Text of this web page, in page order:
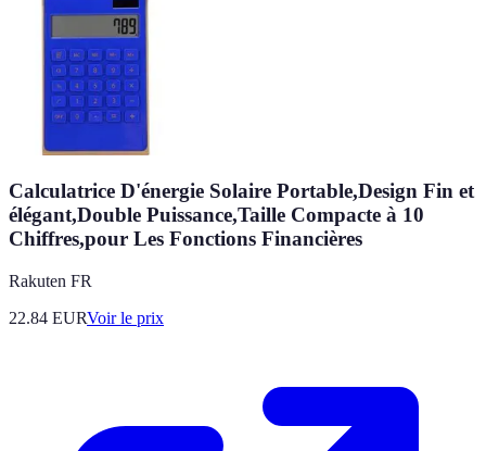
Calculatrice D'énergie Solaire Portable,Design Fin et
élégant,Double Puissance,Taille Compacte à 10
Chiffres,pour Les Fonctions Financières
Rakuten FR
22.84 EURVoir le prix